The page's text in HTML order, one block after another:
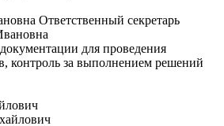
Ответственный секретарь
для проведения
контроль за выполнением решений